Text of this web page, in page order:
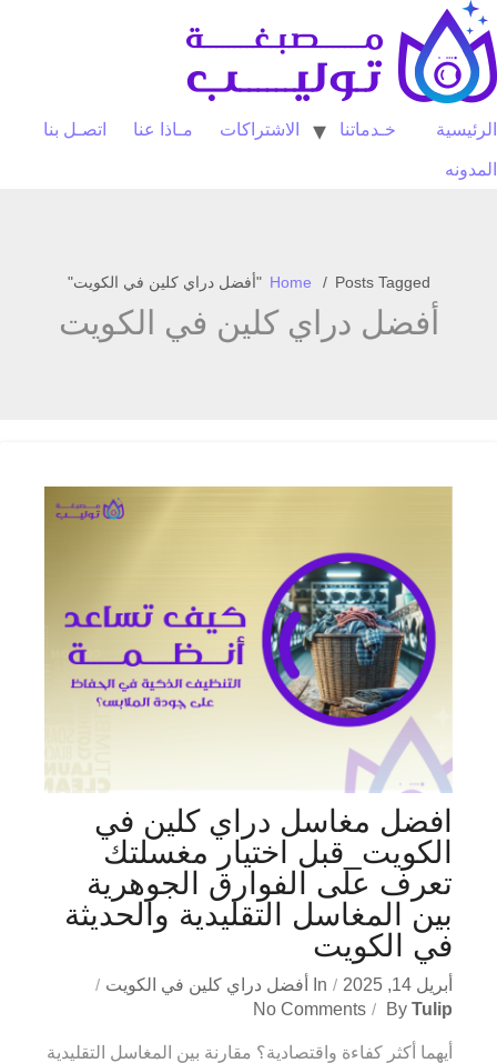
Skip
to
content
الرئيسية خـدماتنا الاشتراكات مـاذا عنا اتصـل بنا
المدونه
Home Posts Tagged "أفضل دراي كلين في الكويت"
أفضل دراي كلين في الكويت
افضل مغاسل دراي كلين في
الكويت_قبل اختيار مغسلتك
تعرف على الفوارق الجوهرية
بين المغاسل التقليدية والحديثة
في الكويت
أبريل 14, 2025 In
أفضل دراي كلين في الكويت
By Tulip
No Comments
أيهما أكثر كفاءة واقتصادية؟ مقارنة بين المغاسل التقليدية